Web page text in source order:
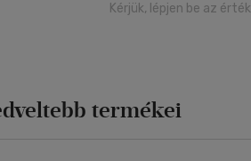
Kérjük, lépjen be az
termékei